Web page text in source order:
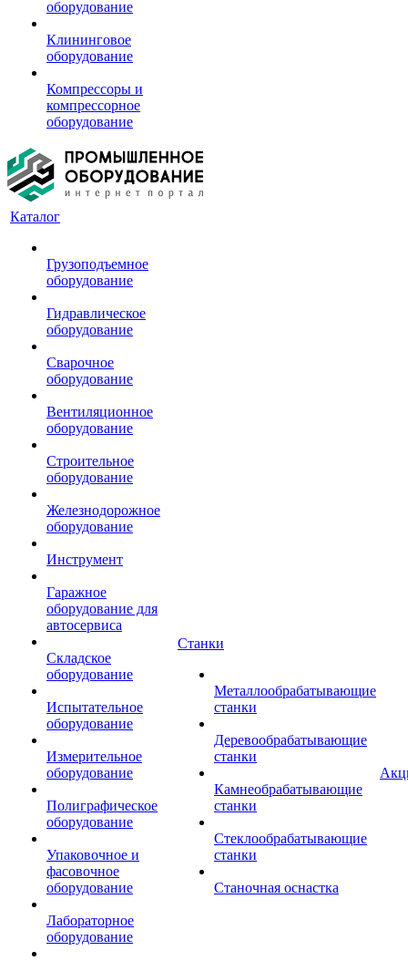
оборудование
Клининговое
оборудование
Компрессоры и
компрессорное
оборудование
Каталог
Грузоподъемное
оборудование
Гидравлическое
оборудование
Сварочное
оборудование
Вентиляционное
оборудование
Строительное
оборудование
Железнодорожное
оборудование
Инструмент
Гаражное
оборудование для
автосервиса
Складское
оборудование
Испытательное
оборудование
Измерительное
оборудование
Полиграфическое
оборудование
Упаковочное и
фасовочное
оборудование
Лабораторное
оборудование
Станки
Металлообрабатывающие
станки
Деревообрабатывающие
станки
Камнеобрабатывающие
станки
Стеклообрабатывающие
станки
Станочная оснастка